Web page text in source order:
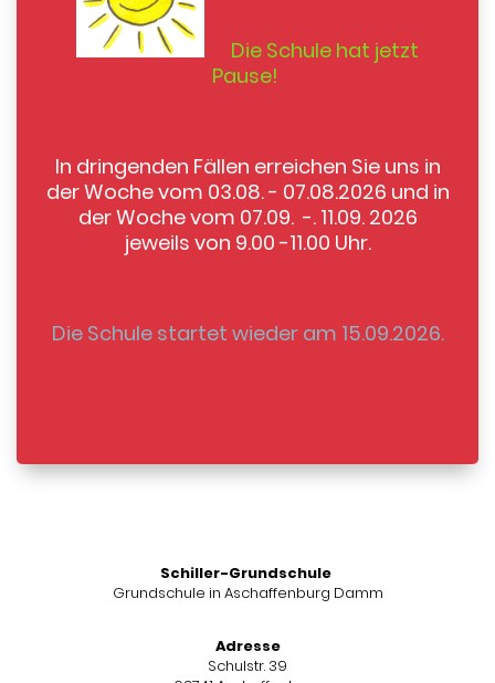
Die Schule hat jetzt
Pause!
In dringenden Fällen erreichen Sie uns in
der Woche vom 03.08. - 07.08.2026 und in
der Woche vom 07.09. -. 11.09. 2026
jeweils von 9.00 -11.00 Uhr.
Die Schule startet wieder am 15.09.2026.
Schiller-Grundschule
Grundschule in Aschaffenburg Damm
Adresse
Schulstr. 39